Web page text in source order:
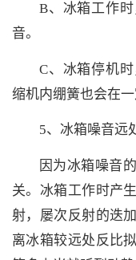
B、冰箱工作
音。
C、冰箱停机
缩机内绷簧也会在
5、冰箱噪音远
因为冰箱噪音
关。冰箱工作时产
射，屡次反射的迭
离冰箱较远处反比